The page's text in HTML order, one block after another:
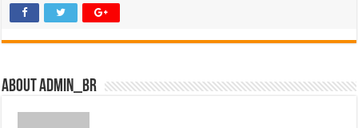
About admin_br